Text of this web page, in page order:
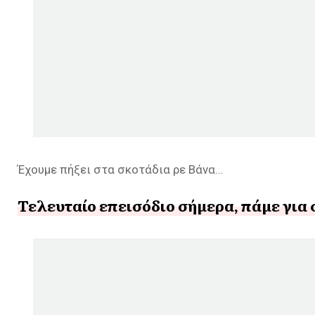
Έχουμε πήξει στα σκοτάδια ρε Βάνα…
Τελευταίο επεισόδιο σήμερα, πάμε για